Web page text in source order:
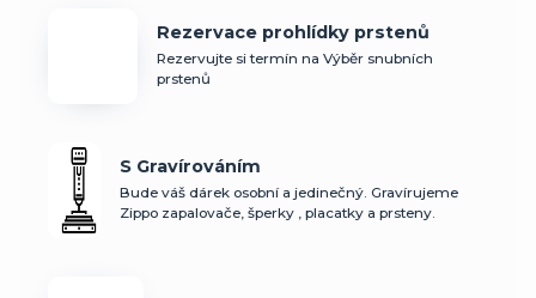
Rezervace prohlídky prstenů
Rezervujte si termín na Výběr snubních
prstenů
S Gravírováním
Bude váš dárek osobní a jedinečný. Gravírujeme
Zippo zapalovače, šperky , placatky a prsteny.